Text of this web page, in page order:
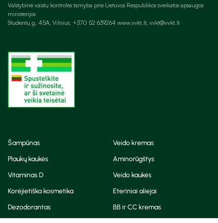
Valstybinė vaistų kontrolės tarnyba prie Lietuvos Respublikos sveikatos apsaugos
ministerijos
Studentų g. 45A, Vilnius, +370 52 639264 www.vvkt.lt, vvkt@vvkt.lt
Šampūnas
Veido kremas
Plaukų kaukės
Aminorūgštys
Vitaminas D
Veido kaukės
Korėjietiška kosmetika
Eteriniai aliejai
Dezodorantas
BB ir CC kremas